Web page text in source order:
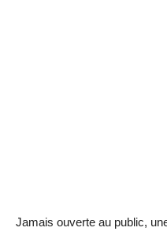
Jamais ouverte au public,